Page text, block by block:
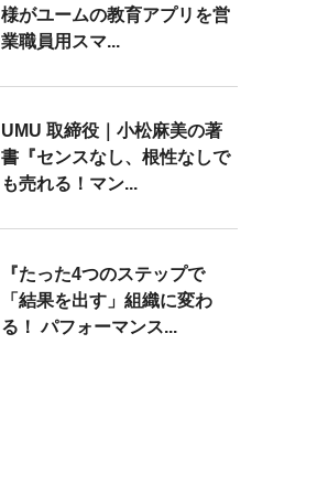
様がユームの教育アプリを営
業職員用スマ...
UMU 取締役｜小松麻美の著
書『センスなし、根性なしで
も売れる！マン...
『たった4つのステップで
「結果を出す」組織に変わ
る！ パフォーマンス...